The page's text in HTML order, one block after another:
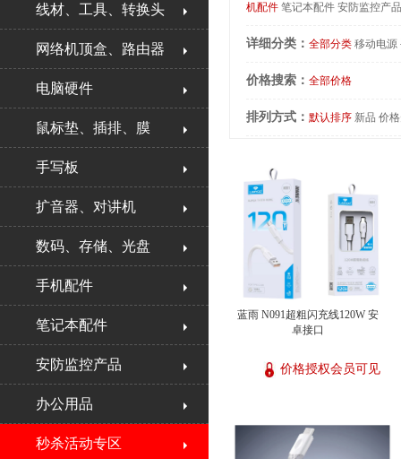
线材、工具、转换头
网络机顶盒、路由器
电脑硬件
鼠标垫、插排、膜
手写板
扩音器、对讲机
数码、存储、光盘
手机配件
笔记本配件
安防监控产品
办公用品
秒杀活动专区
机配件 笔记本配件 安防监控产品
详细分类： 全部分类 移动电源
价格搜索： 全部价格
排列方式： 默认排序 新品 价
蓝雨 N091超粗闪充线120W 安
卓接口
价格授权会员可见